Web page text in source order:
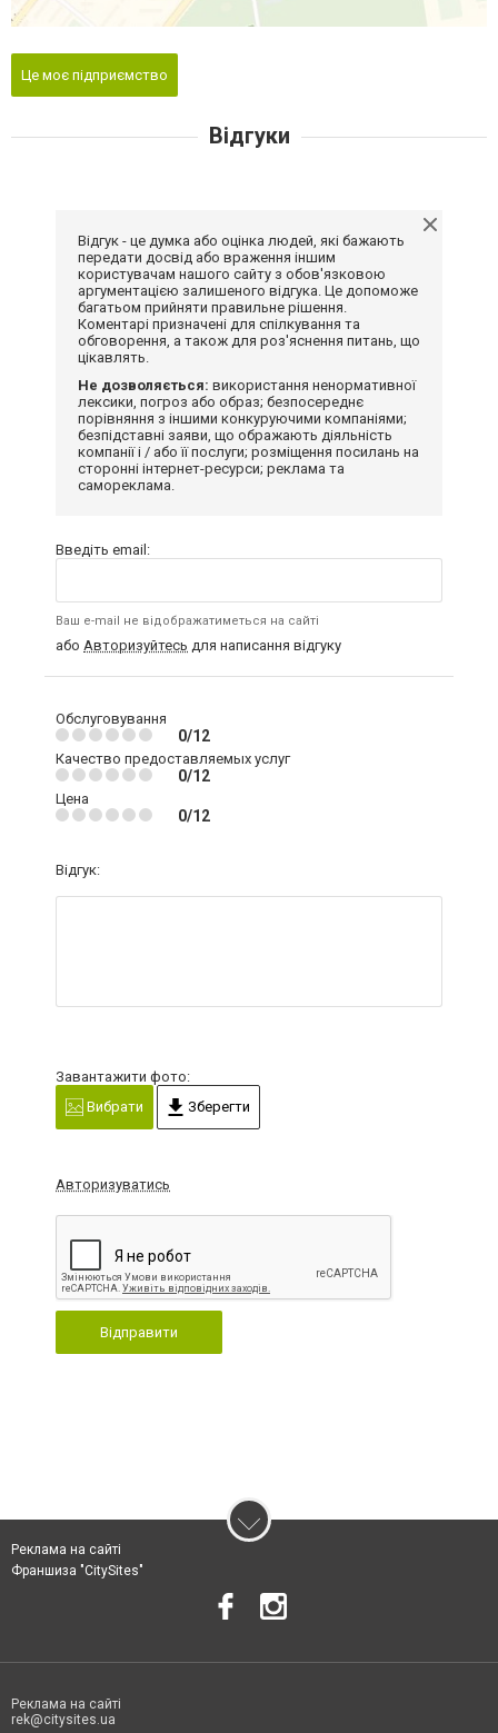
Це моє підприємство
Відгуки
Відгук - це думка або оцінка людей, які бажають
передати досвід або враження іншим
користувачам нашого сайту з обов'язковою
аргументацією залишеного відгука. Це допоможе
багатьом прийняти правильне рішення.
Коментарі призначені для спілкування та
обговорення, а також для роз'яснення питань, що
цікавлять.
Не дозволяється: використання ненормативної
лексики, погроз або образ; безпосереднє
порівняння з іншими конкуруючими компаніями;
безпідставні заяви, що ображають діяльність
компанії і / або її послуги; розміщення посилань на
сторонні інтернет-ресурси; реклама та
самореклама.
Введіть email:
Ваш e-mail не відображатиметься на сайті
або Авторизуйтесь для написання відгуку
Обслуговування
0/12
Качество предоставляемых услуг
0/12
Цена
0/12
Відгук:
Завантажити фото:
Вибрати
Зберегти
Авторизуватись
Відправити
Реклама на сайті
Франшиза "CitySites"
Реклама на сайті
rek@citysites.ua